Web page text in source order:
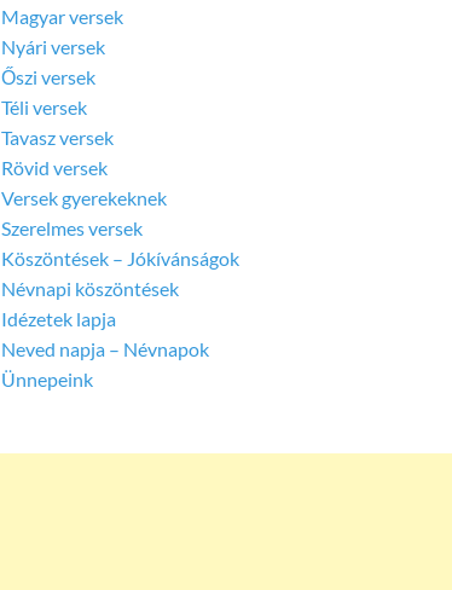
Magyar versek
Nyári versek
Őszi versek
Téli versek
Tavasz versek
Rövid versek
Versek gyerekeknek
Szerelmes versek
Köszöntések – Jókívánságok
Névnapi köszöntések
Idézetek lapja
Neved napja – Névnapok
Ünnepeink